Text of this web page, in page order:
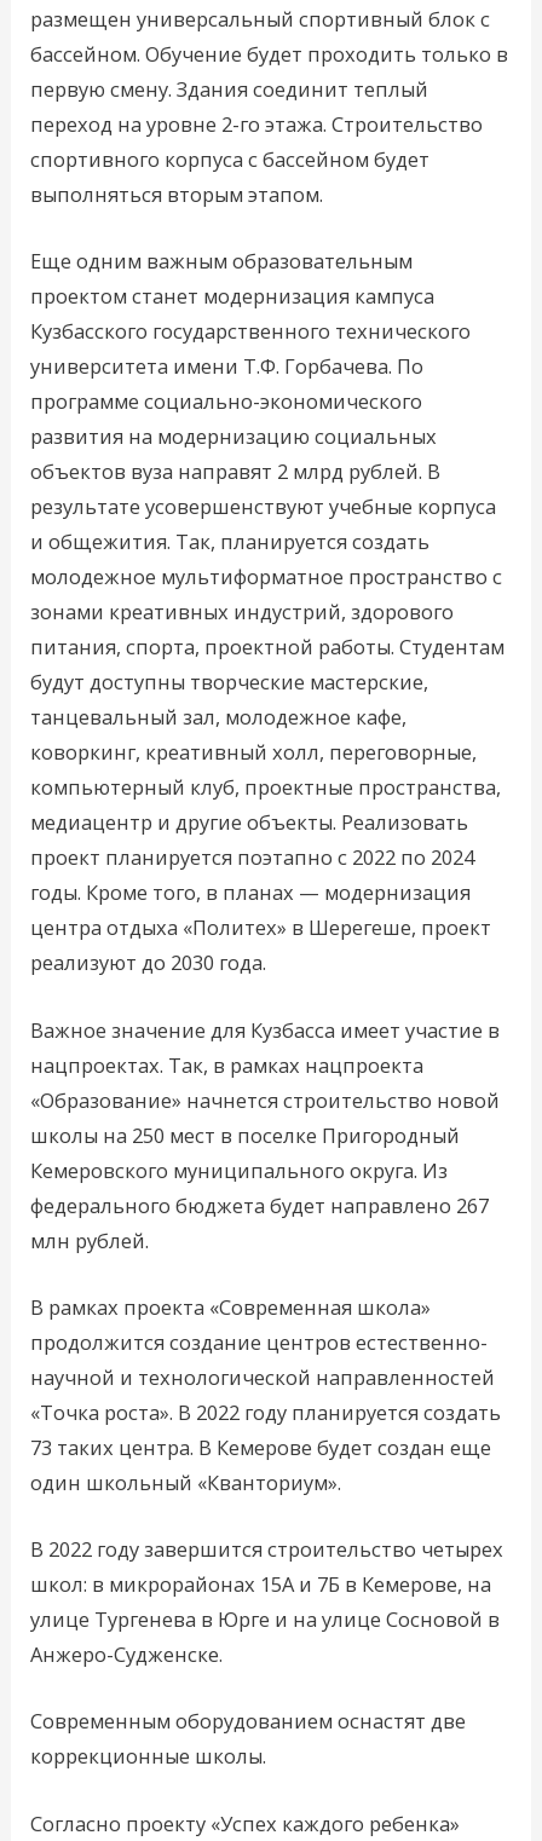
размещен универсальный спортивный блок с
бассейном. Обучение будет проходить только в
первую смену. Здания соединит теплый
переход на уровне 2-го этажа. Строительство
спортивного корпуса с бассейном будет
выполняться вторым этапом.
Еще одним важным образовательным
проектом станет модернизация кампуса
Кузбасского государственного технического
университета имени Т.Ф. Горбачева. По
программе социально-экономического
развития на модернизацию социальных
объектов вуза направят 2 млрд рублей. В
результате усовершенствуют учебные корпуса
и общежития. Так, планируется создать
молодежное мультиформатное пространство с
зонами креативных индустрий, здорового
питания, спорта, проектной работы. Студентам
будут доступны творческие мастерские,
танцевальный зал, молодежное кафе,
коворкинг, креативный холл, переговорные,
компьютерный клуб, проектные пространства,
медиацентр и другие объекты. Реализовать
проект планируется поэтапно с 2022 по 2024
годы. Кроме того, в планах — модернизация
центра отдыха «Политех» в Шерегеше, проект
реализуют до 2030 года.
Важное значение для Кузбасса имеет участие в
нацпроектах. Так, в рамках нацпроекта
«Образование» начнется строительство новой
школы на 250 мест в поселке Пригородный
Кемеровского муниципального округа. Из
федерального бюджета будет направлено 267
млн рублей.
В рамках проекта «Современная школа»
продолжится создание центров естественно-
научной и технологической направленностей
«Точка роста». В 2022 году планируется создать
73 таких центра. В Кемерове будет создан еще
один школьный «Кванториум».
В 2022 году завершится строительство четырех
школ: в микрорайонах 15А и 7Б в Кемерове, на
улице Тургенева в Юрге и на улице Сосновой в
Анжеро-Судженске.
Современным оборудованием оснастят две
коррекционные школы.
Согласно проекту «Успех каждого ребенка»